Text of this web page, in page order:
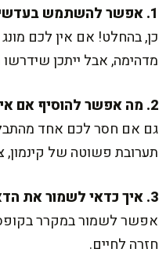
1. אפשר להשתמש בעדשים אחרות במקום מונג דאל?
כן, בהחלט! אם אין לכם
מדהימה, אבל ייתכן
2. מה אפשר להוסיף אם אין לי את כל התבלינים?
גם אם חסר לכם אחד
תערובת פשוטה של קינמון,
3. איך כדאי לשמור את הדאל שנשאר?
אפשר לשמור במקרר
חזרה לחיים.